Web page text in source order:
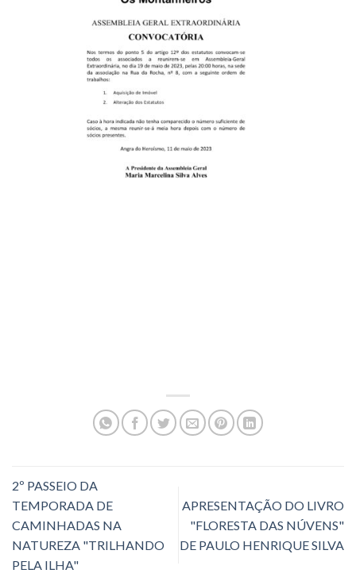
2º PASSEIO DA
TEMPORADA DE
CAMINHADAS NA
NATUREZA "TRILHANDO
PELA ILHA"
APRESENTAÇÃO DO LIVRO
"FLORESTA DAS NÚVENS"
DE PAULO HENRIQUE SILVA